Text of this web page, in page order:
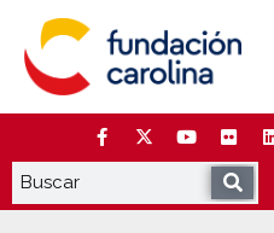
contenido